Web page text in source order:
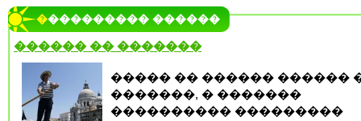
���������� ������
������ �� �������
����� �� ������ ������
�������, � �������
���������� ���������